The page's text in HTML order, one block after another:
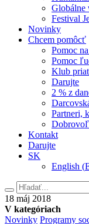
Globálne
Festival
Novinky
Chcem pomôcť
Pomoc
Pomoc
Klub
Darujte
2 % z
Partneri,
Kontakt
Darujte
SK
English (
Hľadať
18 máj 201818.
mája
2018
V kategóriach
Novinky Programy